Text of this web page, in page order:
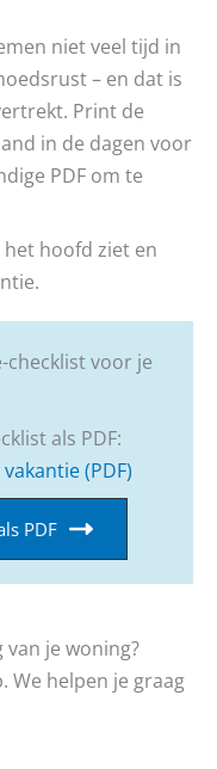
niet veel tijd in
– en dat is
Print de
in de dagen voor
PDF om te
hoofd ziet en
checklist voor je
als PDF:
(PDF)
PDF
je woning?
We helpen je graag